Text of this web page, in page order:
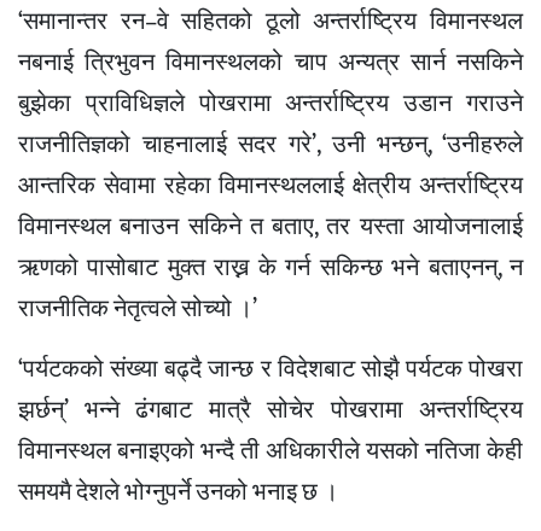
‘समानान्तर रन–वे सहितको ठूलो अन्तर्राष्ट्रिय विमानस्थल
नबनाई त्रिभुवन विमानस्थलको चाप अन्यत्र सार्न नसकिने
बुझेका प्राविधिज्ञले पोखरामा अन्तर्राष्ट्रिय उडान गराउने
राजनीतिज्ञको चाहनालाई सदर गरे’, उनी भन्छन्, ‘उनीहरुले
आन्तरिक सेवामा रहेका विमानस्थललाई क्षेत्रीय अन्तर्राष्ट्रिय
विमानस्थल बनाउन सकिने त बताए, तर यस्ता आयोजनालाई
ऋणको पासोबाट मुक्त राख्न के गर्न सकिन्छ भने बताएनन्, न
राजनीतिक नेतृत्वले सोच्यो ।’
‘पर्यटकको संख्या बढ्दै जान्छ र विदेशबाट सोझै पर्यटक पोखरा
झर्छन्’ भन्ने ढंगबाट मात्रै सोचेर पोखरामा अन्तर्राष्ट्रिय
विमानस्थल बनाइएको भन्दै ती अधिकारीले यसको नतिजा केही
समयमै देशले भोग्नुपर्ने उनको भनाइ छ ।